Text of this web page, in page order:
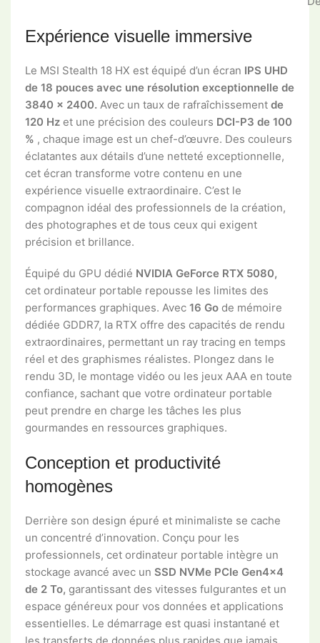
Expérience visuelle immersive
Le MSI Stealth 18 HX est équipé d’un écran IPS UHD
de 18 pouces avec une résolution exceptionnelle de
3840 x 2400. Avec un taux de rafraîchissement de
120 Hz et une précision des couleurs DCI-P3 de 100
% , chaque image est un chef-d’œuvre. Des couleurs
éclatantes aux détails d’une netteté exceptionnelle,
cet écran transforme votre contenu en une
expérience visuelle extraordinaire. C’est le
compagnon idéal des professionnels de la création,
des photographes et de tous ceux qui exigent
précision et brillance.
Équipé du GPU dédié NVIDIA GeForce RTX 5080,
cet ordinateur portable repousse les limites des
performances graphiques. Avec 16 Go de mémoire
dédiée GDDR7, la RTX offre des capacités de rendu
extraordinaires, permettant un ray tracing en temps
réel et des graphismes réalistes. Plongez dans le
rendu 3D, le montage vidéo ou les jeux AAA en toute
confiance, sachant que votre ordinateur portable
peut prendre en charge les tâches les plus
gourmandes en ressources graphiques.
Conception et productivité
homogènes
Derrière son design épuré et minimaliste se cache
un concentré d’innovation. Conçu pour les
professionnels, cet ordinateur portable intègre un
stockage avancé avec un SSD NVMe PCIe Gen4x4
de 2 To, garantissant des vitesses fulgurantes et un
espace généreux pour vos données et applications
essentielles. Le démarrage est quasi instantané et